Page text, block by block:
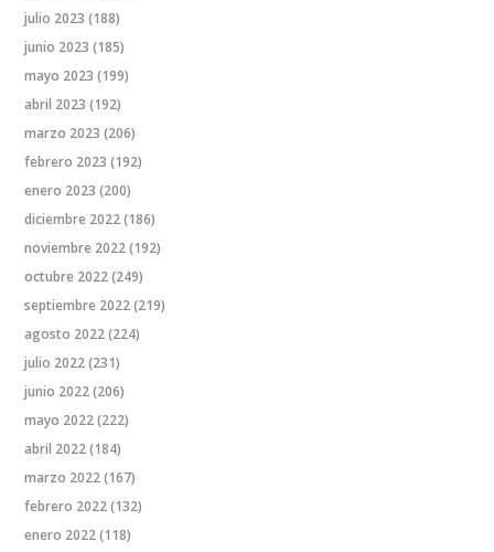
julio 2023 (188)
junio 2023 (185)
mayo 2023 (199)
abril 2023 (192)
marzo 2023 (206)
febrero 2023 (192)
enero 2023 (200)
diciembre 2022(186)
noviembre 2022(192)
octubre 2022(249)
septiembre 2022(219)
agosto 2022(224)
julio 2022(231)
junio 2022(206)
mayo 2022(222)
abril 2022(184)
marzo 2022(167)
febrero 2022(132)
enero 2022(118)